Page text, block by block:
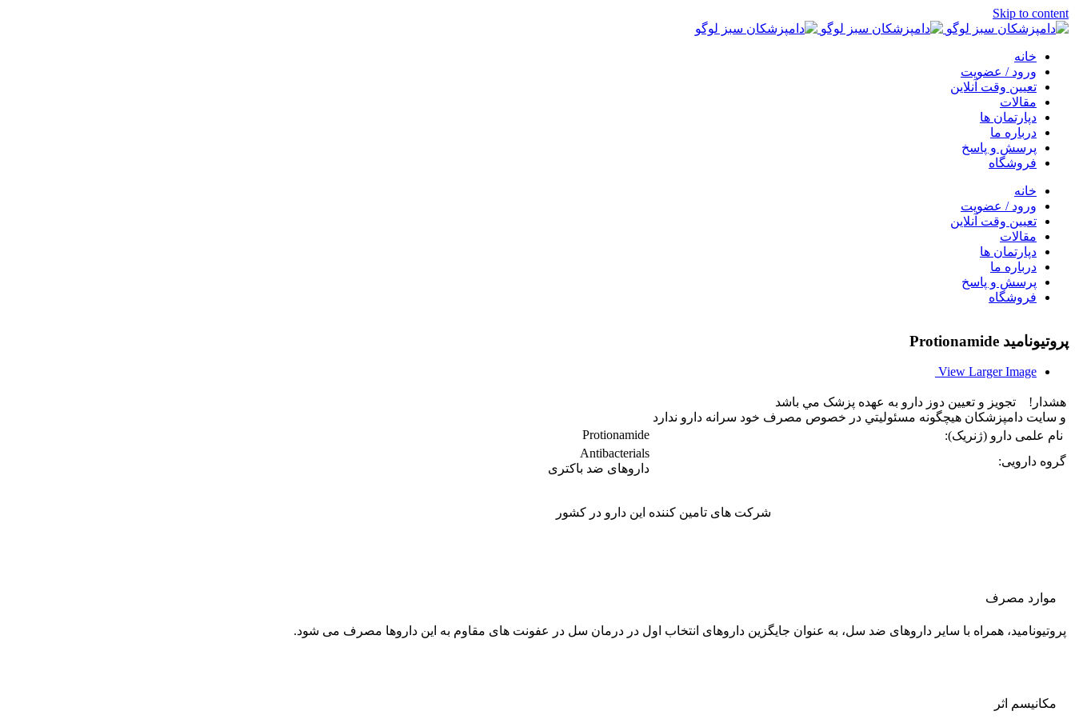
Skip to content
خانه
ورود / عضویت
تعیین وقت آنلاین
مقالات
دپارتمان ها
درباره ما
پرسش و پاسخ
فروشگاه
خانه
ورود / عضویت
تعیین وقت آنلاین
مقالات
دپارتمان ها
درباره ما
پرسش و پاسخ
فروشگاه
پروتیونامید Protionamide
View Larger Image
هشدار! تجويز و تعيين دوز دارو به عهده پزشک مي باشد
و سایت دامپزشکان هيچگونه مسئوليتي در خصوص مصرف خود سرانه دارو ندارد
نام علمی دارو (ژنریک):
Protionamide
گروه دارویی:
Antibacterials
داروهای ضد باکتری
شرکت های تامین کننده این دارو در کشور
موارد مصرف
پروتیونامید، همراه با سایر داروهای ضد سل، به عنوان جایگزین داروهای انتخاب اول در درمان سل در عفونت های مقاوم به این داروها مصرف می شود.
مکانیسم اثر